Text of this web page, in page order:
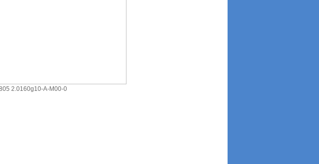
2.0160g10-A-M00-0